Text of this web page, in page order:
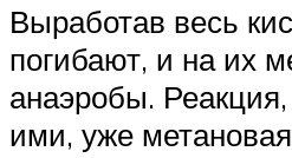
Выработав весь
погибают, и на их
анаэробы.
ими, уже